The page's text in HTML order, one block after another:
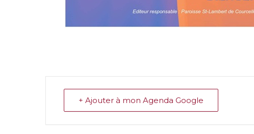
+ Ajouter à mon Agenda Google